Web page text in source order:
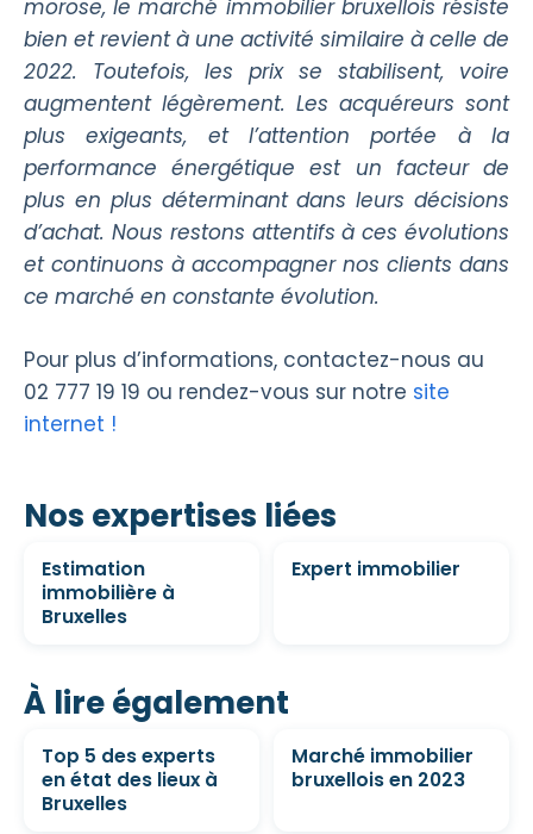
morose, le marché immobilier bruxellois résiste
bien et revient à une activité similaire à celle de
2022. Toutefois, les prix se stabilisent, voire
augmentent légèrement. Les acquéreurs sont
plus exigeants, et l’attention portée à la
performance énergétique est un facteur de
plus en plus déterminant dans leurs décisions
d’achat. Nous restons attentifs à ces évolutions
et continuons à accompagner nos clients dans
ce marché en constante évolution.
Pour plus d’informations, contactez-nous au
02 777 19 19 ou rendez-vous sur notre site
internet !
Nos expertises liées
Estimation
immobilière à
Bruxelles
Expert immobilier
À lire également
Top 5 des experts
en état des lieux à
Bruxelles
Marché immobilier
bruxellois en 2023